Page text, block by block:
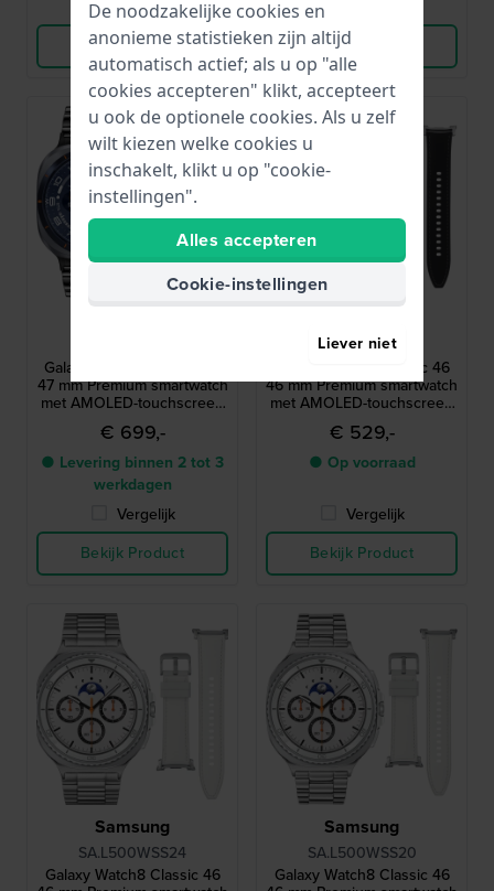
Vergelijk
Bekijk Product
Bekijk Product
Galaxy Watch Ultra 47 LTE
47 mm Premium smartwatch
met AMOLED-touchscreen
en extra bandje
€ 699,-
● Levering binnen 2 tot 3
werkdagen
Vergelijk
Bekijk Product
SA.L500ZGM20
Galaxy Watch8 Classic 46
46 mm Premium smartwatch
met AMOLED-touchscreen
en extra bandje
€ 529,-
● Op voorraad
Vergelijk
Bekijk Product
Samsung
SA.L500WSS24
Galaxy Watch8 Classic 46
Samsung
SA.L500WSS20
Galaxy Watch8 Classic 46
De noodzakelijke cookies en
anonieme statistieken zijn altijd
automatisch actief; als u op "alle
cookies accepteren" klikt, accepteert
u ook de optionele cookies. Als u zelf
wilt kiezen welke cookies u
inschakelt, klikt u op "cookie-
instellingen".
Alles accepteren
Cookie-instellingen
Liever niet